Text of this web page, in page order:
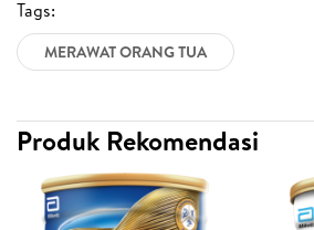
Tags:
MERAWAT ORANG TUA
Produk Rekomendasi